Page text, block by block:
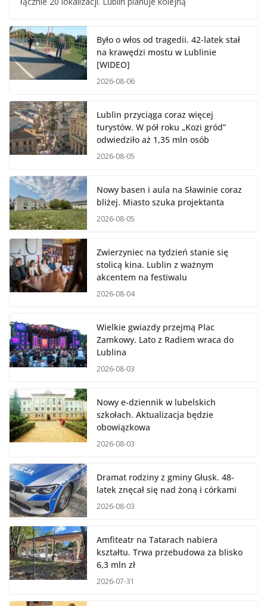
Było o włos od tragedii. 42-latek stał
na krawędzi mostu w Lublinie
[WIDEO]
2026-08-06
Lublin przyciąga coraz więcej
turystów. W pół roku „Kozi gród”
odwiedziło aż 1,35 mln osób
2026-08-05
Nowy basen i aula na Sławinie coraz
bliżej. Miasto szuka projektanta
2026-08-05
Zwierzyniec na tydzień stanie się
stolicą kina. Lublin z ważnym
akcentem na festiwalu
2026-08-04
Wielkie gwiazdy przejmą Plac
Zamkowy. Lato z Radiem wraca do
Lublina
2026-08-03
Nowy e-dziennik w lubelskich
szkołach. Aktualizacja będzie
obowiązkowa
2026-08-03
Dramat rodziny z gminy Głusk. 48-
latek znęcał się nad żoną i córkami
2026-08-03
Amfiteatr na Tatarach nabiera
kształtu. Trwa przebudowa za blisko
6,3 mln zł
2026-07-31